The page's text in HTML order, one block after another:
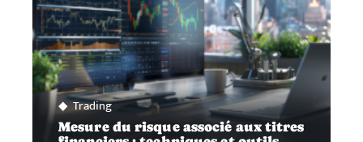
Trading
Mesure du risque associé aux titres